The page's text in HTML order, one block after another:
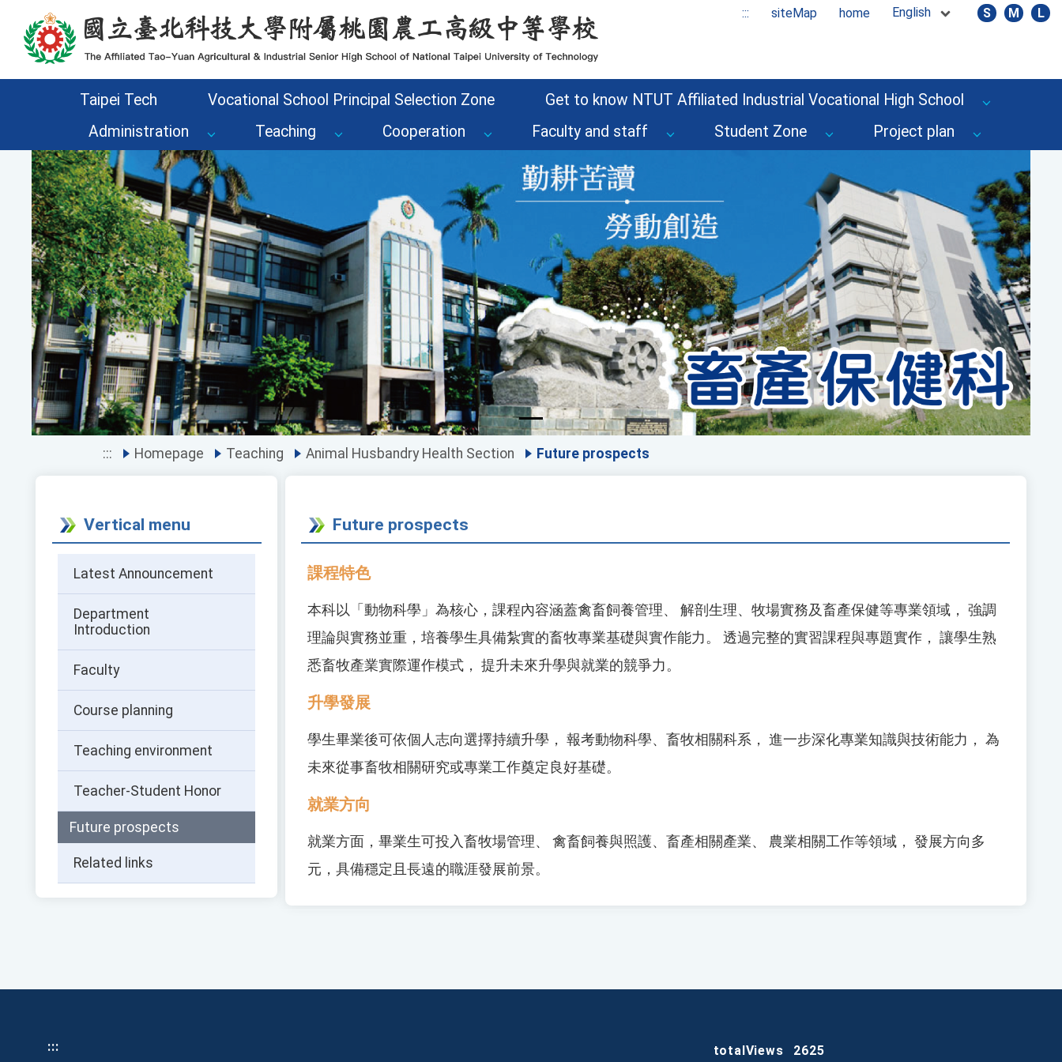
::: siteMap home English S M L
Taipei Tech Vocational School Principal Selection Zone
Get to know NTUT Affiliated Industrial Vocational High School
Administration
Teaching Cooperation Faculty and staff Student Zone Project plan
Previous Next
::: Homepage Teaching Animal Husbandry Health Section Future prospects
Vertical menu
Latest Announcement
Department
Introduction
Faculty
Course planning
Teaching environment
Teacher-Student Honor
Future prospects
Related links
Future prospects
課程特色
本科以「動物科學」為核心，課程內容涵蓋禽畜飼養管理、 解剖生理、牧場實務及畜產保健等專業領域， 強調
理論與實務並重，培養學生具備紮實的畜牧專業基礎與實作能力。 透過完整的實習課程與專題實作， 讓學生熟
悉畜牧產業實際運作模式， 提升未來升學與就業的競爭力。
升學發展
學生畢業後可依個人志向選擇持續升學， 報考動物科學、畜牧相關科系， 進一步深化專業知識與技術能力， 為
未來從事畜牧相關研究或專業工作奠定良好基礎。
就業方向
就業方面，畢業生可投入畜牧場管理、 禽畜飼養與照護、畜產相關產業、 農業相關工作等領域， 發展方向多
元，具備穩定且長遠的職涯發展前景。
::: totalViews 2625